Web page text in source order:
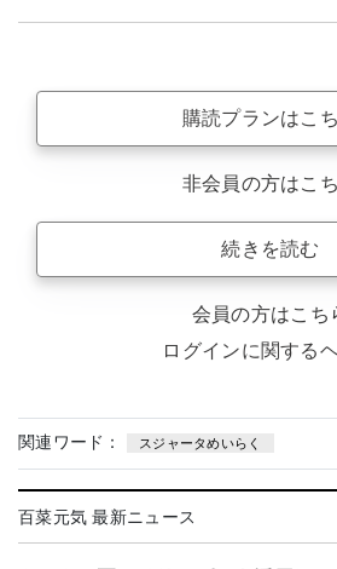
購読プランはこ
非会員の方はこ
続きを読む
会員の方はこち
ログインに関する
関連ワード： スジャータめいらく
百菜元気 最新ニュース